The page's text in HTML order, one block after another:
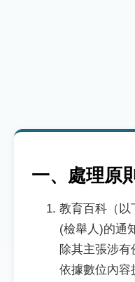
一、處理原
教育百科（以
(檢舉人)的通
除其主張涉
依據數位內容